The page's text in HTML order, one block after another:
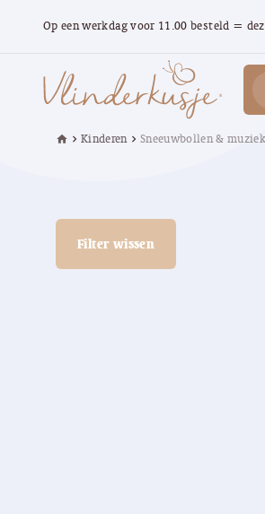
Op een werkdag voor 11.00 besteld =
home chevron_right Kinderen chevron_right Sneeuwbollen &
Filter wissen